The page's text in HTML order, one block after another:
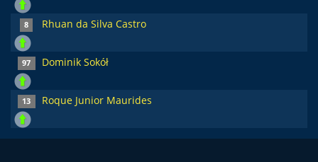
8 Rhuan da Silva Castro
97 Dominik Sokół
13 Roque Junior Maurides